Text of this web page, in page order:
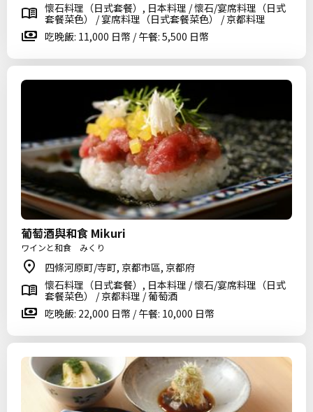
懷石料理（日式套餐）, 日本料理 / 懷石/宴席料理（日式
套餐菜色） / 宴席料理（日式套餐菜色） / 京都料理
吃晚飯: 11,000 日幣 / 午餐: 5,500 日幣
葡萄酒與和食 Mikuri
ワインと和食 みくり
四條河原町/寺町, 京都市區, 京都府
懷石料理（日式套餐）, 日本料理 / 懷石/宴席料理（日式
套餐菜色） / 京都料理 / 葡萄酒
吃晚飯: 22,000 日幣 / 午餐: 10,000 日幣